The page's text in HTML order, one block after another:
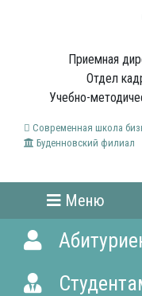
Приемная
Отдел
Учебно-
Современная школа
Буденновский филиал
Меню